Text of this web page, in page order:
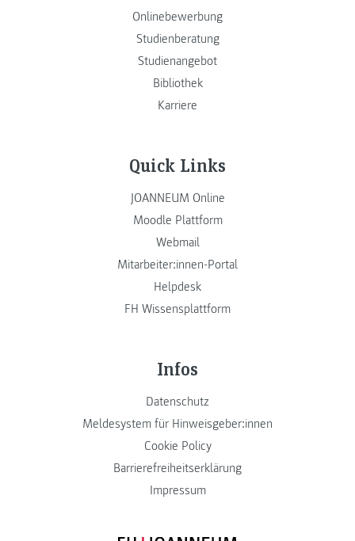
Onlinebewerbung
Studienberatung
Studienangebot
Bibliothek
Karriere
Quick Links
JOANNEUM Online
Moodle Plattform
Webmail
Mitarbeiter:innen-Portal
Helpdesk
FH Wissensplattform
Infos
Datenschutz
Meldesystem für Hinweisgeber:innen
Cookie Policy
Barrierefreiheitserklärung
Impressum